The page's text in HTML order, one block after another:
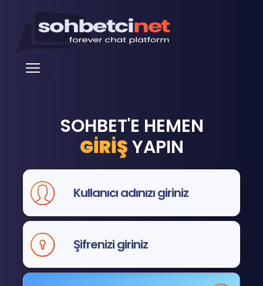
SOHBET'E HEMEN
GİRİŞYAPIN